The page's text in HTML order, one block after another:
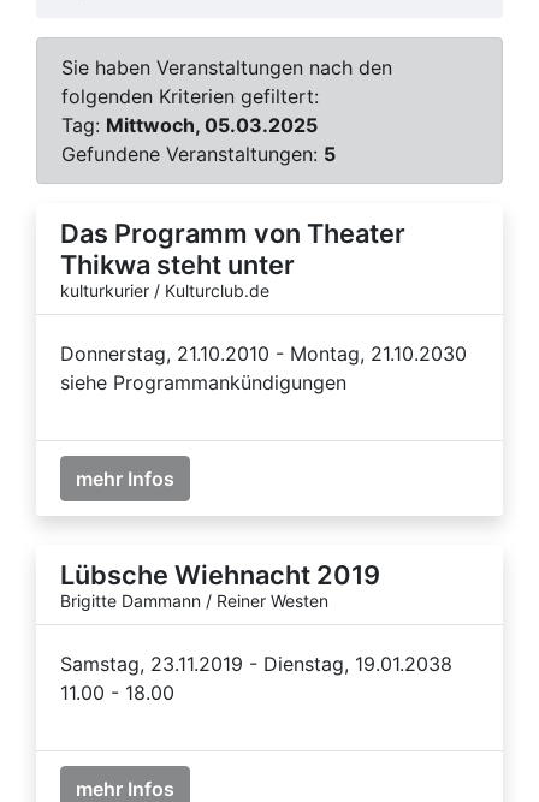
Sie haben Veranstaltungen nach den
folgenden Kriterien gefiltert:
Tag: Mittwoch, 05.03.2025
Gefundene Veranstaltungen: 5
Das Programm von Theater
Thikwa steht unter
kulturkurier / Kulturclub.de
Donnerstag, 21.10.2010 - Montag, 21.10.2030
siehe Programmankündigungen
mehr Infos
Lübsche Wiehnacht 2019
Brigitte Dammann / Reiner Westen
Samstag, 23.11.2019 - Dienstag, 19.01.2038
11.00 - 18.00
mehr Infos